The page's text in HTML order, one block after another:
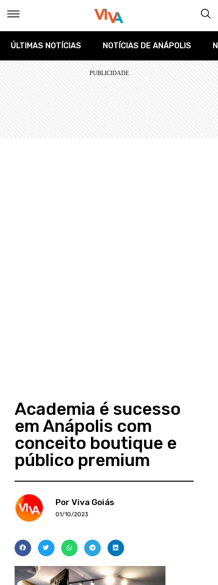
ÚLTIMAS NOTÍCIAS NOTÍCIAS DE ANÁPOLIS
Academia é sucesso
em Anápolis com
conceito boutique e
público premium
Por Viva Goiás
01/10/2023